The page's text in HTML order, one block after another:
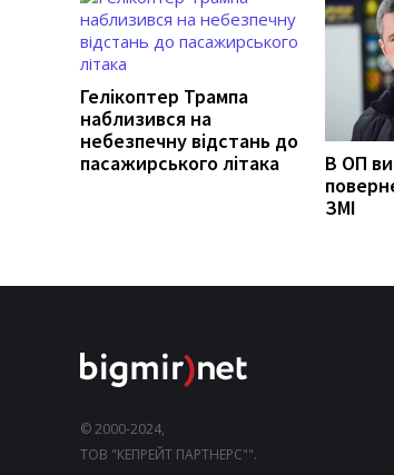
Гелікоптер Трампа
наблизився на
небезпечну відстань до
пасажирського літака
В ОП
ЗМІ
© 2000-2024,
ТОВ "КЕПРЕЙТ ПАРТНЕРС"".